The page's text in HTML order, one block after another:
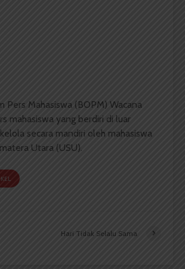
Pers Mahasiswa (BOPM) Wacana
mahasiswa yang berdiri di luar
secara mandiri oleh mahasiswa
Utara (USU).
Hari Tidak Selalu Sama